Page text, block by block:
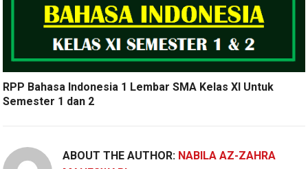
RPP Bahasa Indonesia 1 Lembar SMA Kelas XI Untuk
Semester 1 dan 2
ABOUT THE AUTHOR: NABILA AZ-ZAHRA